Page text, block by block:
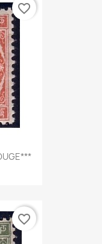
favorite_border
favorite_border